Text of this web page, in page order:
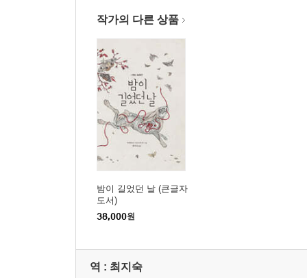
작가의 다른 상품
밤이 길었던 날 (큰글자
도서)
38,000원
역 : 최지숙